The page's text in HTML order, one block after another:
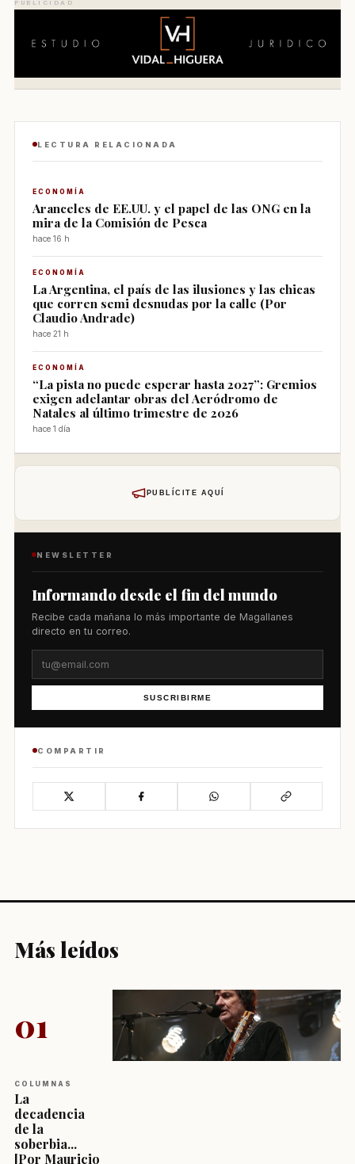
PUBLICIDAD
LECTURA RELACIONADA
ECONOMÍA
Aranceles de EE.UU. y el papel de las ONG en la
mira de la Comisión de Pesca
hace 16 h
ECONOMÍA
La Argentina, el país de las ilusiones y las chicas
que corren semi desnudas por la calle (Por
Claudio Andrade)
hace 21 h
ECONOMÍA
“La pista no puede esperar hasta 2027”: Gremios
exigen adelantar obras del Aeródromo de
Natales al último trimestre de 2026
hace 1 día
PUBLÍCITE AQUÍ
NEWSLETTER
Informando desde el fin del mundo
Recibe cada mañana lo más importante de Magallanes
directo en tu correo.
SUSCRIBIRME
COMPARTIR
Más leídos
01
COLUMNAS
La
decadencia
de la
soberbia...
[Por Mauricio